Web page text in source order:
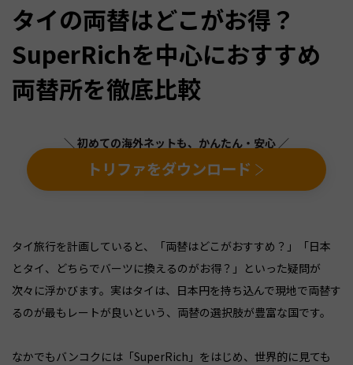
タイの両替はどこがお得？
SuperRichを中心におすすめ
両替所を徹底比較
＼ 初めての海外ネットも、かんたん・安心 ／
トリファをダウンロード
タイ旅行を計画していると、「両替はどこがおすすめ？」「日本
とタイ、どちらでバーツに換えるのがお得？」といった疑問が
次々に浮かびます。実はタイは、日本円を持ち込んで現地で両替す
るのが最もレートが良いという、両替の選択肢が豊富な国です。
なかでもバンコクには「SuperRich」をはじめ、世界的に見ても